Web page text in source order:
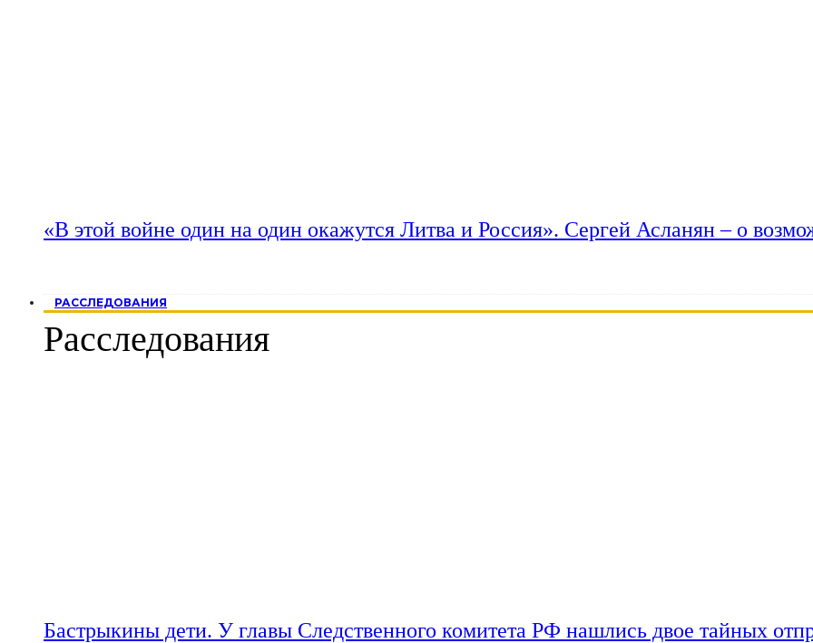
«В этой войне один на один окажутся Литва и Россия». Сергей Асланян – о
РАССЛЕДОВАНИЯ
Расследования
Бастрыкины дети. У главы Следственного комитета РФ нашлись двое тайных